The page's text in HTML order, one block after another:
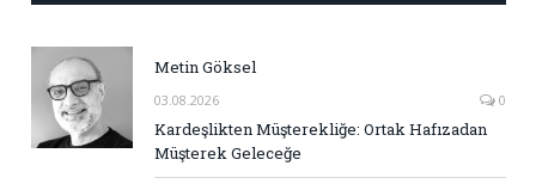
Metin Göksel
03.08.2026 0
Kardeşlikten Müşterekliğe: Ortak Hafızadan
Müşterek Geleceğe